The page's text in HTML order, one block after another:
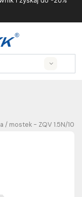
/ mostek - ZQV 1.5N/10